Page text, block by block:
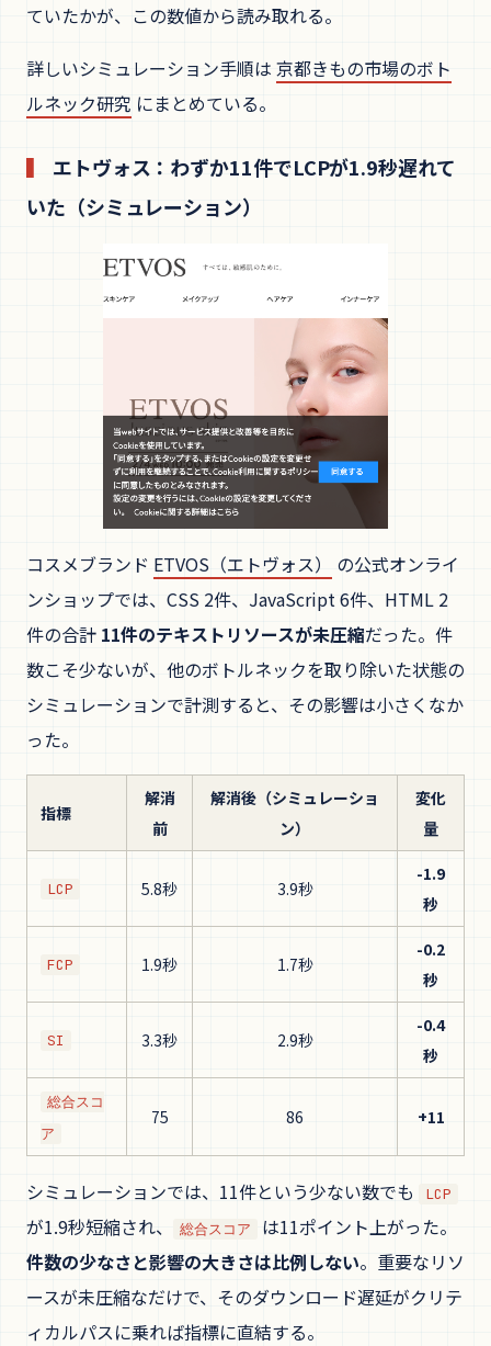
ていたかが、この数値から読み取れる。
詳しいシミュレーション手順は 京都きもの市場のボト
ルネック研究 にまとめている。
エトヴォス：わずか11件でLCPが1.9秒遅れて
いた（シミュレーション）
コスメブランド ETVOS（エトヴォス）
の公式オンライ
ンショップでは、CSS 2件、JavaScript 6件、HTML 2
件の合計 11件のテキストリソースが未圧縮だった。件
数こそ少ないが、他のボトルネックを取り除いた状態の
シミュレーションで計測すると、その影響は小さくなか
った。
指標
解消
前
解消後（シミュレーショ
ン）
変化
量
LCP 5.8秒 3.9秒
-1.9
秒
FCP 1.9秒 1.7秒
-0.2
秒
SI 3.3秒 2.9秒
-0.4
秒
総合スコ
ア
75 86 +11
シミュレーションでは、11件という少ない数でも LCP
が1.9秒短縮され、 総合スコア
は11ポイント上がった。
件数の少なさと影響の大きさは比例しない。重要なリソ
ースが未圧縮なだけで、そのダウンロード遅延がクリテ
ィカルパスに乗れば指標に直結する。